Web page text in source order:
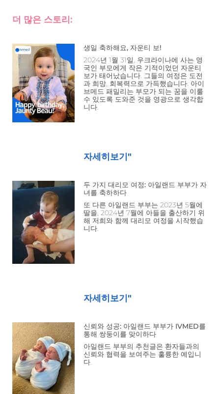
더 많은 스토리:
생일 축하해요, 자운티 보!
2024년 1월 31일, 우크라이나에 사는 영
국인 부모에게 작은 기적이었던 자운티
보가 태어났습니다. 그들의 여정은 도전
과 희망, 회복력으로 가득했습니다. 아이
브메드 패밀리는 부모가 되는 꿈을 이룰
수 있도록 도와준 것을 영광으로 생각합
니다.
자세히보기"
두 가지 대리모 여정: 아일랜드 부부가 자
녀를 축하하다
또 다른 아일랜드 부부는 2023년 5월에
딸을, 2024년 7월에 아들을 출산하기 위
해 저희와 함께 대리모 여정을 시작했습
니다.
자세히보기"
신뢰와 성공: 아일랜드 부부가 IVMED를
통해 쌍둥이를 맞이하다
아일랜드 부부의 추천글은 환자들과의
신뢰와 협력을 보여주는 훌륭한 예입니
다.